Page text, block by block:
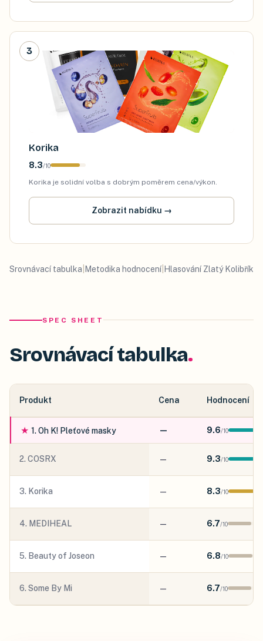
3
Korika
8.3/10
Korika je solidní volba s dobrým poměrem cena/výkon.
Zobrazit nabídku →
Srovnávací tabulka Metodika hodnocení Hlasování Zlatý Kolibřík
SPEC SHEET
Srovnávací tabulka
Produkt Cena Hodnocení
★ 1.Oh K! Pleťové masky — 9.6/10
2. COSRX — 9.3/10
3. Korika — 8.3/10
4. MEDIHEAL — 6.7/10
5. Beauty of Joseon — 6.8/10
6. Some By Mi — 6.7/10